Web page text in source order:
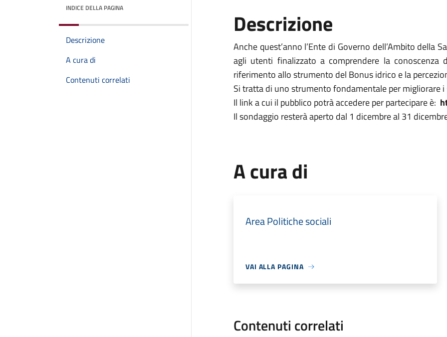
INDICE DELLA PAGINA
Descrizione
A cura di
Contenuti correlati
Descrizione
Anche quest’anno l’Ente di Governo dell’Ambito della
agli utenti finalizzato a comprendere la conoscenza
riferimento allo strumento del Bonus idrico e la
Si tratta di uno strumento fondamentale per migliorare
Il link a cui il pubblico potrà accedere per partecipare è:
Il sondaggio resterà aperto dal 1 dicembre al 31
A cura di
Area Politiche sociali
VAI ALLA PAGINA
Contenuti correlati